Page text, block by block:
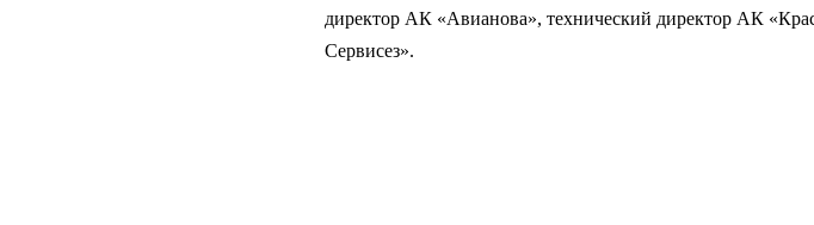
директор АК «Авианова», технический директор АК
Сервисез».